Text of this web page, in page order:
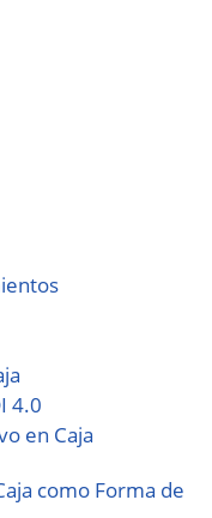
4.0
en Caja
como Forma de